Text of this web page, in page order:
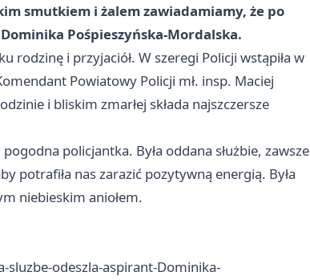
smutkiem i żalem zawiadamiamy, że po
Pośpieszyńska-Mordalska.
rodzinę i przyjaciół. W szeregi Policji wstąpiła w
Powiatowy Policji mł. insp. Maciej
i bliskim zmarłej składa najszczersze
policjantka. Była oddana służbie, zawsze
potrafiła nas zarazić pozytywną energią. Była
niebieskim aniołem.
odeszla-aspirant-Dominika-